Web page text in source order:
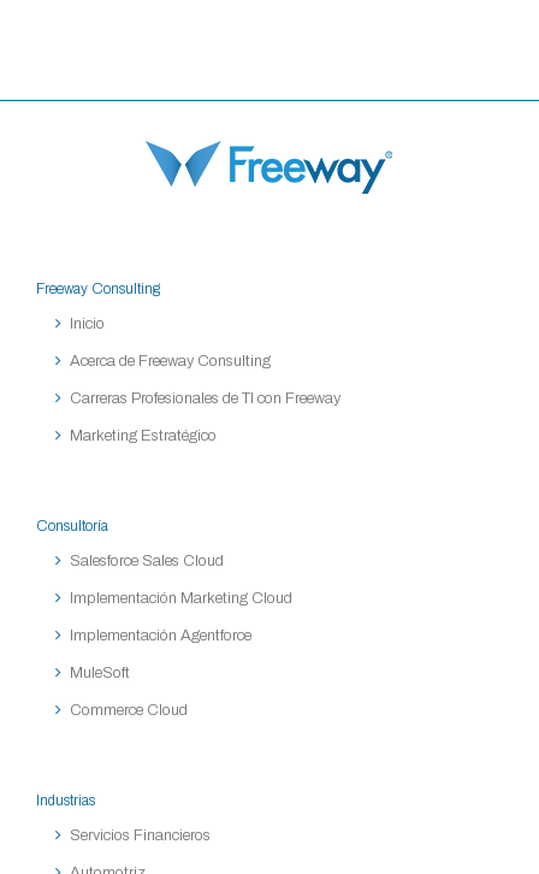
Freeway Consulting
Inicio
Acerca de Freeway Consulting
Carreras Profesionales de TI con Freeway
Marketing Estratégico
Consultoría
Salesforce Sales Cloud
Implementación Marketing Cloud
Implementación Agentforce
MuleSoft
Commerce Cloud
Industrias
Servicios Financieros